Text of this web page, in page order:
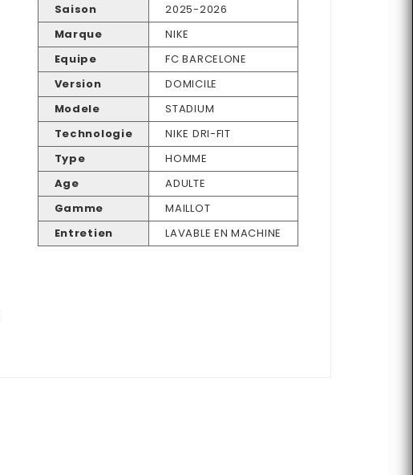
Saison
2025-2026
Marque
NIKE
Equipe
FC BARCELONE
Version
DOMICILE
Modele
STADIUM
Technologie
NIKE DRI-FIT
Type
HOMME
Age
ADULTE
Gamme
MAILLOT
Entretien
LAVABLE EN MACHINE